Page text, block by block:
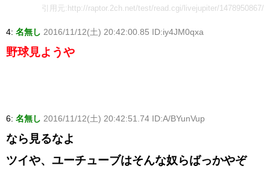
引用元:http://raptor.2ch.net/test/read.cgi/livejupiter/1478950867/
4: 名無し 2016/11/12(土) 20:42:00.85 ID:iy4JM0qxa
野球見ようや
6: 名無し 2016/11/12(土) 20:42:51.74 ID:A/BYunVup
なら見るなよ
ツイや、ユーチューブはそんな奴らばっかやぞ